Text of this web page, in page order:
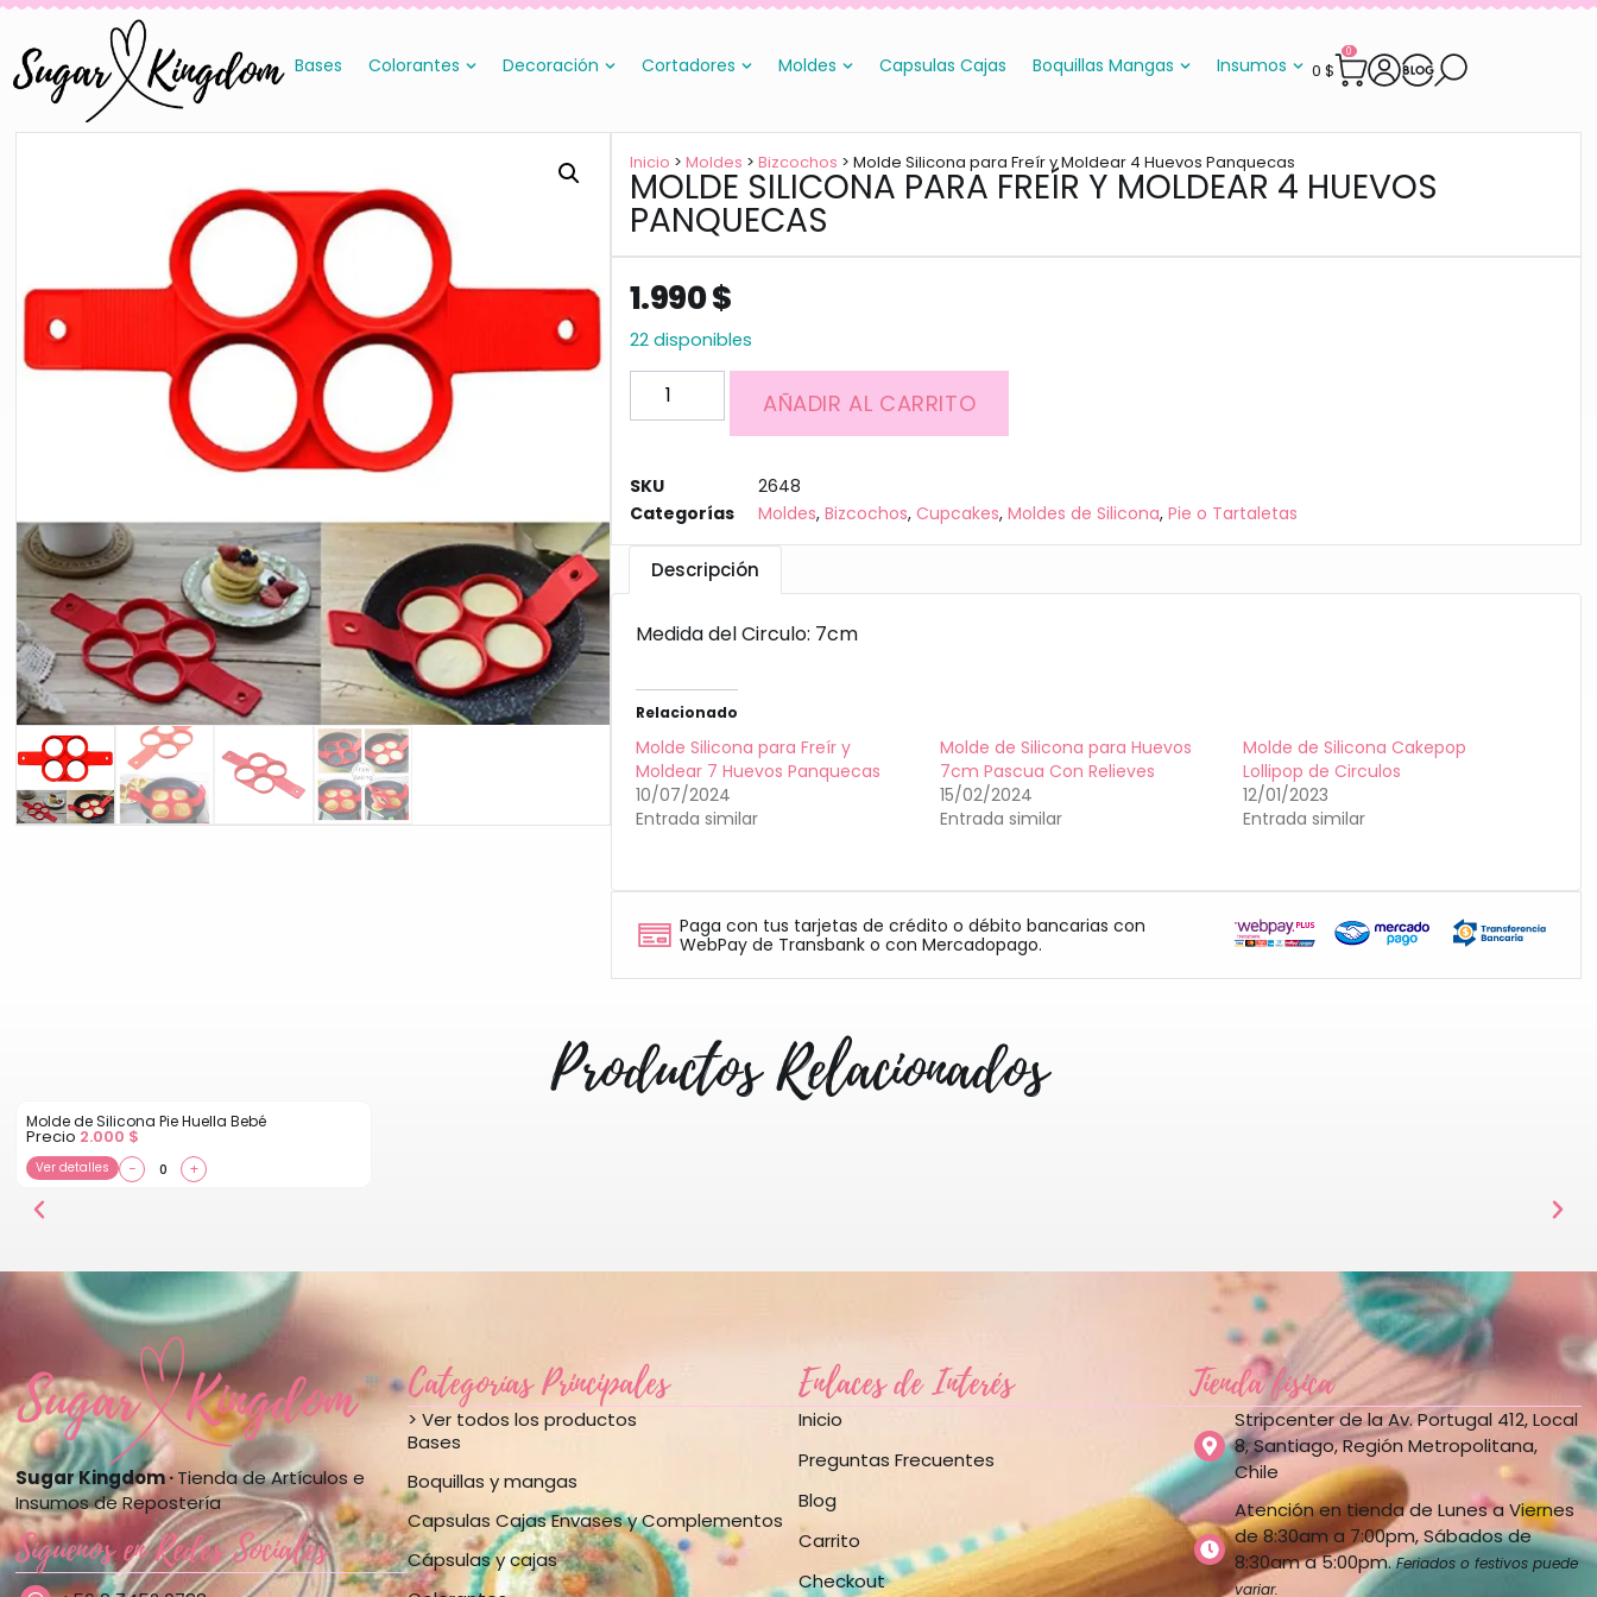
Bases Colorantes Decoración Cortadores Moldes Capsulas Cajas Boquillas Mangas Insumos 0 $
0
Inicio > Moldes > Bizcochos > Molde Silicona para Freír y Moldear 4 Huevos Panquecas
MOLDE SILICONA PARA FREÍR Y MOLDEAR 4 HUEVOS
PANQUECAS
1.990$
22 disponibles
AÑADIR AL CARRITO
SKU
2648
Categorías
Moldes, Bizcochos, Cupcakes, Moldes de Silicona, Pie o Tartaletas
Descripción
Medida del Circulo: 7cm
Relacionado
Molde Silicona para Freír y
Moldear 7 Huevos Panquecas
10/07/2024
Entrada similar
Molde de Silicona para Huevos
7cm Pascua Con Relieves
15/02/2024
Entrada similar
Molde de Silicona Cakepop
Lollipop de Circulos
12/01/2023
Entrada similar
Paga con tus tarjetas de crédito o débito bancarias con
WebPay de Transbank o con Mercadopago.
Productos Relacionados
Molde de Silicona Pie Huella Bebé
Precio 2.000 $
Ver detalles − +
Sugar Kingdom ·Tienda de Artículos e
Insumos de Repostería
Síguenos en Redes Sociales
Categorías Principales
> Ver todos los productos
Bases
Boquillas y mangas
Capsulas Cajas Envases y Complementos
Cápsulas y cajas
Enlaces de Interés
Inicio
Preguntas Frecuentes
Blog
Carrito
Checkout
Tienda física
Stripcenter de la Av. Portugal 412, Local
8, Santiago, Región Metropolitana,
Chile
Atención en tienda de Lunes a Viernes
de 8:30am a 7:00pm, Sábados de
8:30am a 5:00pm.Feriados o festivos puede
variar.